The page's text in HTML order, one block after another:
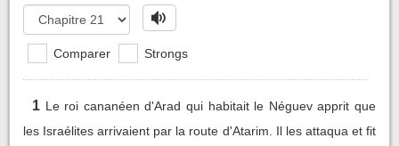
Comparer Strongs
1 Le roi cananéen d'Arad qui habitait le Néguev apprit que
les Israélites arrivaient par la route d'Atarim. Il les attaqua et fit